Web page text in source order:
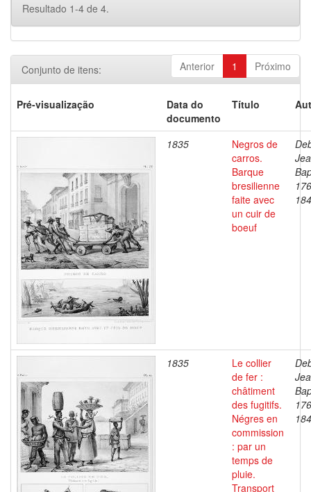
Resultado 1-4 de 4.
Anterior 1 Próximo
Conjunto de itens:
Pré-visualização
Data do
documento
Título
1835
Negros de
carros.
Barque
bresilienne
faite avec
un cuir de
boeuf
1835
Le collier
de fer :
châtiment
des fugitifs.
Négres en
commission
: par un
temps de
pluie.
Transport